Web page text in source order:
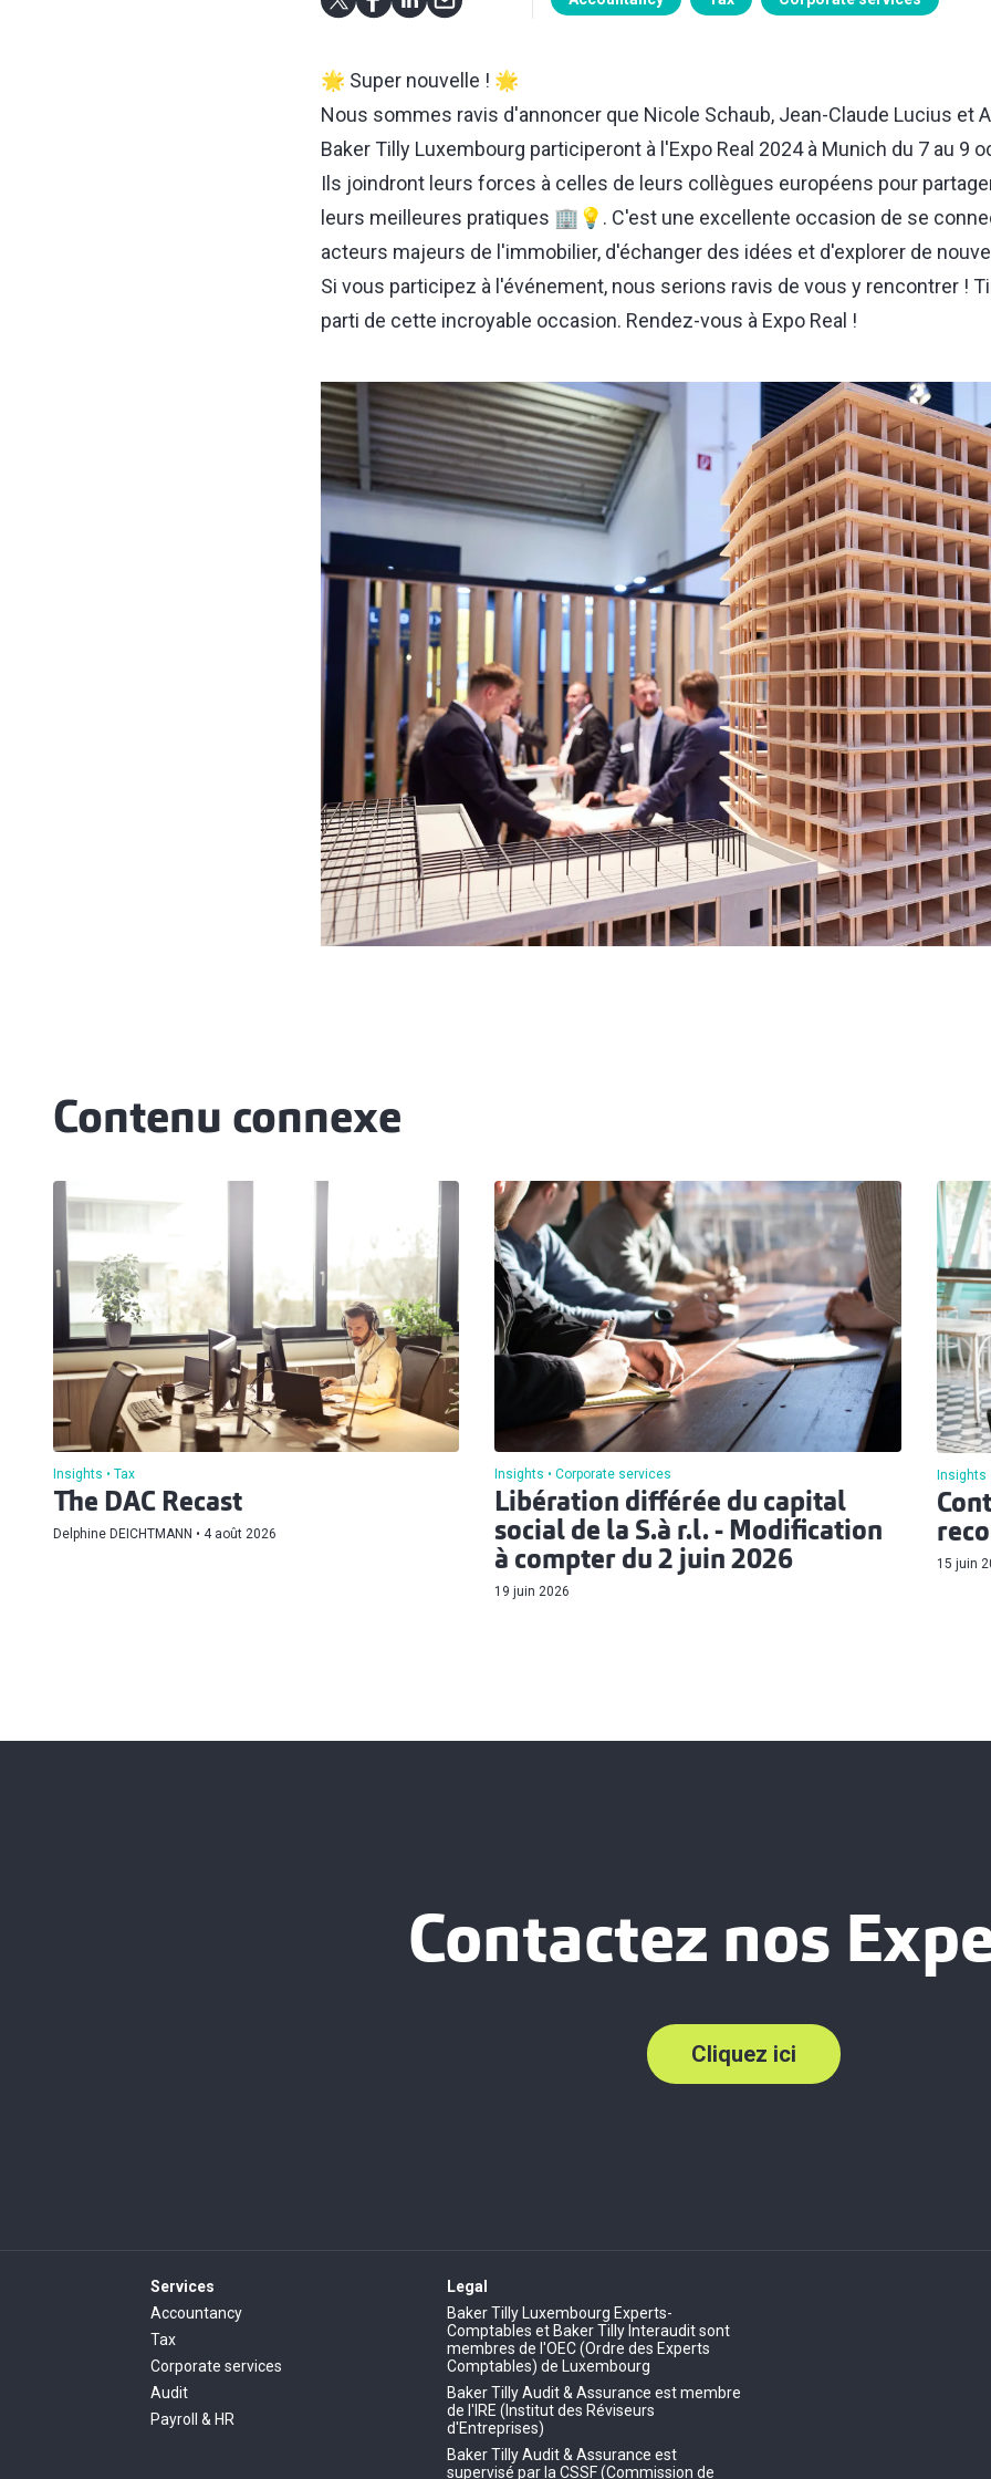
🌟 Super nouvelle ! 🌟
Nous sommes ravis d'annoncer que Nicole Schaub, Jean-Claude Lucius et
Baker Tilly Luxembourg participeront à l'Expo Real 2024 à Munich du 7 au 9
Ils joindront leurs forces à celles de leurs collègues européens pour
leurs meilleures pratiques 🏢💡. C'est une excellente occasion de se
acteurs majeurs de l'immobilier, d'échanger des idées et d'explorer de
Si vous participez à l'événement, nous serions ravis de vous y rencontrer !
parti de cette incroyable occasion. Rendez-vous à Expo Real !
Contenu connexe
Insights Tax
The DAC Recast
Delphine DEICHTMANN 4 août 2026
Insights Corporate services
Libération différée du capital
social de la S.à r.l. - Modification
à compter du 2 juin 2026
19 juin 2026
Insights
15 juin
Contactez nos
Cliquez ici
Services
Accountancy
Tax
Corporate services
Audit
Payroll & HR
Legal
Baker Tilly Luxembourg Experts-
Comptables et Baker Tilly Interaudit sont
membres de l'OEC (Ordre des Experts
Comptables) de Luxembourg
Baker Tilly Audit & Assurance est membre
de l'IRE (Institut des Réviseurs
d'Entreprises)
Baker Tilly Audit & Assurance est
supervisé par la CSSF (Commission de